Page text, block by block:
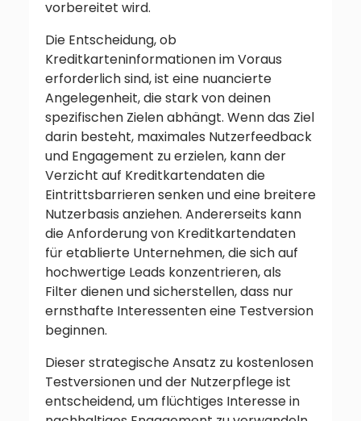
vorbereitet wird.
Die Entscheidung, ob
Kreditkarteninformationen im Voraus
erforderlich sind, ist eine nuancierte
Angelegenheit, die stark von deinen
spezifischen Zielen abhängt. Wenn das Ziel
darin besteht, maximales Nutzerfeedback
und Engagement zu erzielen, kann der
Verzicht auf Kreditkartendaten die
Eintrittsbarrieren senken und eine breitere
Nutzerbasis anziehen. Andererseits kann
die Anforderung von Kreditkartendaten
für etablierte Unternehmen, die sich auf
hochwertige Leads konzentrieren, als
Filter dienen und sicherstellen, dass nur
ernsthafte Interessenten eine Testversion
beginnen.
Dieser strategische Ansatz zu kostenlosen
Testversionen und der Nutzerpflege ist
entscheidend, um flüchtiges Interesse in